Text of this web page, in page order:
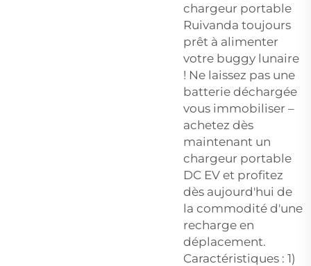
chargeur portable
Ruivanda toujours
prêt à alimenter
votre buggy lunaire
! Ne laissez pas une
batterie déchargée
vous immobiliser –
achetez dès
maintenant un
chargeur portable
DC EV et profitez
dès aujourd'hui de
la commodité d'une
recharge en
déplacement.
Caractéristiques : 1)